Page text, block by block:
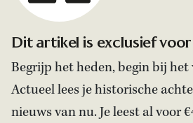
Dit artikel is exclusief voor
Begrijp het heden, begin bij
Actueel lees je historische
nieuws van nu. Je leest al voor